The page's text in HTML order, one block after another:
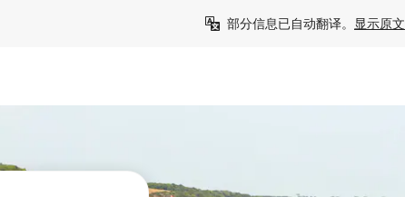
部分信息已自动翻译。 显示原文